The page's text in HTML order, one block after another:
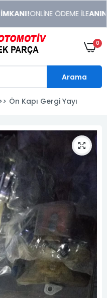
ONLİNE ÖDEME İLE
0
Arama
Ön Kapı Gergi Yayı